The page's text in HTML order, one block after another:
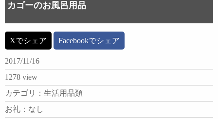
カゴーのお風呂用品
Xでシェア Facebookでシェア
2017/11/16
1278 view
カテゴリ：生活用品類
お礼：なし